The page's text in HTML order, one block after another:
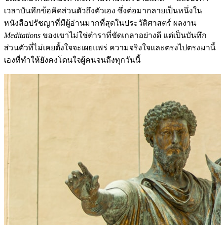
เวลาบันทึกข้อคิดส่วนตัวถึงตัวเอง ซึ่งต่อมากลายเป็นหนึ่งใน
หนังสือปรัชญาที่มีผู้อ่านมากที่สุดในประวัติศาสตร์ ผลงาน
Meditations ของเขาไม่ใช่ตำราที่ขัดเกลาอย่างดี แต่เป็นบันทึก
ส่วนตัวที่ไม่เคยตั้งใจจะเผยแพร่ ความจริงใจและตรงไปตรงมานี้
เองที่ทำให้ยังคงโดนใจผู้คนจนถึงทุกวันนี้